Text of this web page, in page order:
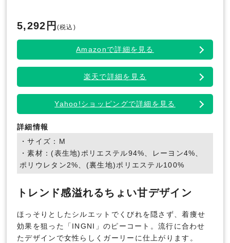
5,292円 (税込)
Amazonで詳細を見る
楽天で詳細を見る
Yahoo!ショッピングで詳細を見る
詳細情報
・サイズ：M
・素材：(表生地)ポリエステル94%、レーヨン4%、
ポリウレタン2%、(裏生地)ポリエステル100%
トレンド感溢れるちょい甘デザイン
ほっそりとしたシルエットでくびれを隠さず、着痩せ
効果を狙った「INGNI」のピーコート。流行に合わせ
たデザインで女性らしくガーリーに仕上がります。